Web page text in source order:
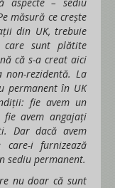
măsură ce crește
din UK, trebuie
sunt plătite
că s-a creat aici
rezidentă. La
permanent în UK
fie avem un
avem angajați
Dar dacă avem
i furnizează
sediu permanent.
nu doar că sunt